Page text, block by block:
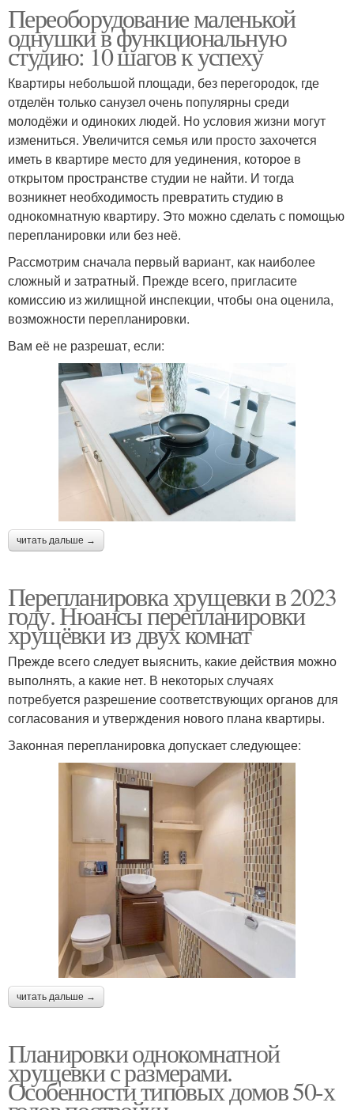
Переоборудование маленькой
однушки в функциональную
студию: 10 шагов к успеху
Квартиры небольшой площади, без перегородок, где
отделён только санузел очень популярны среди
молодёжи и одиноких людей. Но условия жизни могут
измениться. Увеличится семья или просто захочется
иметь в квартире место для уединения, которое в
открытом пространстве студии не найти. И тогда
возникнет необходимость превратить студию в
однокомнатную квартиру. Это можно сделать с помощью
перепланировки или без неё.
Рассмотрим сначала первый вариант, как наиболее
сложный и затратный. Прежде всего, пригласите
комиссию из жилищной инспекции, чтобы она оценила,
возможности перепланировки.
Вам её не разрешат, если:
читать дальше →
Перепланировка хрущевки в 2023
году. Нюансы перепланировки
хрущёвки из двух комнат
Прежде всего следует выяснить, какие действия можно
выполнять, а какие нет. В некоторых случаях
потребуется разрешение соответствующих органов для
согласования и утверждения нового плана квартиры.
Законная перепланировка допускает следующее:
читать дальше →
Планировки однокомнатной
хрущевки с размерами.
Особенности типовых домов 50-х